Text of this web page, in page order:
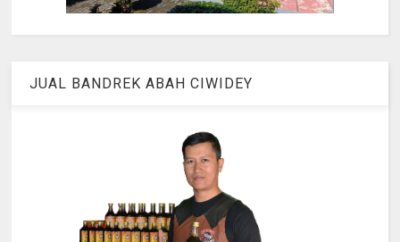
JUAL BANDREK ABAH CIWIDEY